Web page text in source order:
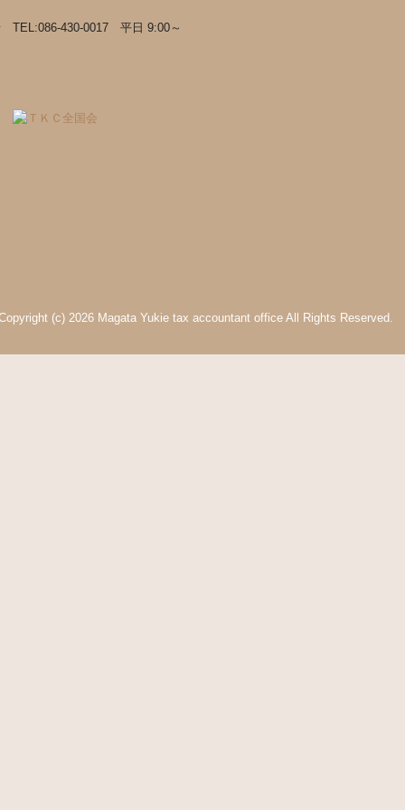
(c) 2026 Magata Yukie tax accountant office All Rights Reserved.